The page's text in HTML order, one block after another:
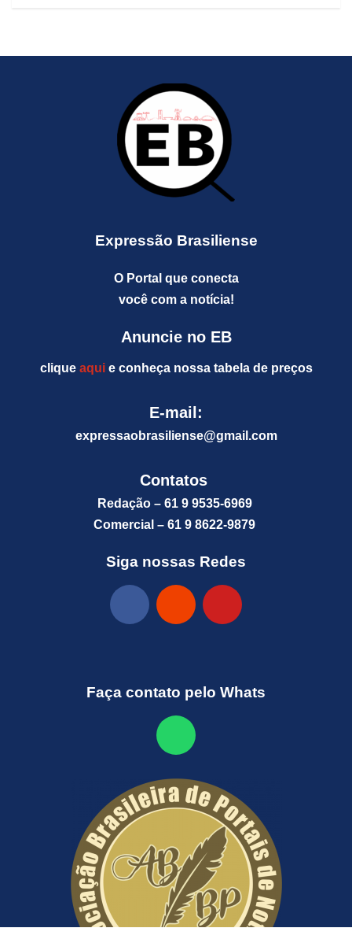
Expressão Brasiliense
O Portal que conecta
você com a notícia!
Anuncie no EB
clique aquie conheça nossa tabela de preços
E-mail:
expressaobrasiliense@gmail.com
Contatos
Redação – 61 9 9535-6969
Comercial – 61 9 8622-9879
Siga nossas Redes
Faça contato pelo Whats